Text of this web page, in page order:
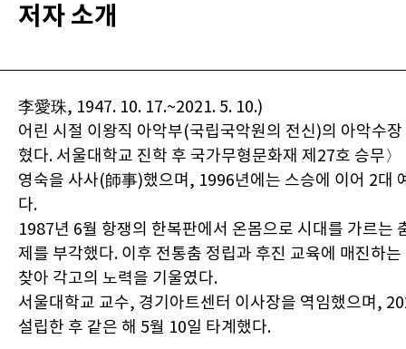
저자 소개
李愛珠, 1947. 10. 17.~2021. 5. 10.)
어린 시절 이왕직 아악부(국립국악원의 전신)의 아악수
혔다. 서울대학교 진학 후 국가무형문화재 제27호 승무
영숙을 사사(師事)했으며, 1996년에는 스승에 이어 2대
다.
1987년 6월 항쟁의 한복판에서 온몸으로 시대를 가르는
제를 부각했다. 이후 전통춤 정립과 후진 교육에 매진하
찾아 각고의 노력을 기울였다.
서울대학교 교수, 경기아트센터 이사장을 역임했으며,
설립한 후 같은 해 5월 10일 타계했다.